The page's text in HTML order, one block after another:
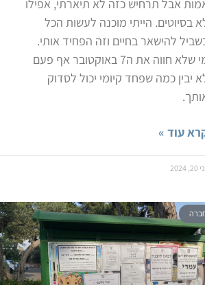
אבל תרחיש כזה לא תיארתי, אפילו
בסיוטים. הייתי מוכנה לעשות הכל
להישאר בחיים וזה הפחיד אותי.
מי שלא חווה את ה7 באוקטובר אף פעם
יבין כמה שפחד קיומי יכול לסדוק
עוד »
2024